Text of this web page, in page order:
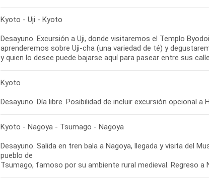
Kyoto - Uji - Kyoto
Desayuno. Excursión a Uji, donde visitaremos el Templo
aprenderemos sobre Uji-cha (una variedad de té) y
y quien lo desee puede bajarse aquí para pasear entre sus
Kyoto
Desayuno. Día libre. Posibilidad de incluir excursión opcional a
Kyoto - Nagoya - Tsumago - Nagoya
Desayuno. Salida en tren bala a Nagoya, llegada y visita del
pueblo de
Tsumago, famoso por su ambiente rural medieval. Regreso a